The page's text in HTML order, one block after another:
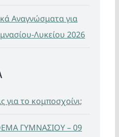
Αναγνώσματα για
Λυκείου 2026
για το κομποσχοίνι;
ΓΥΜΝΑΣΙΟΥ – 09